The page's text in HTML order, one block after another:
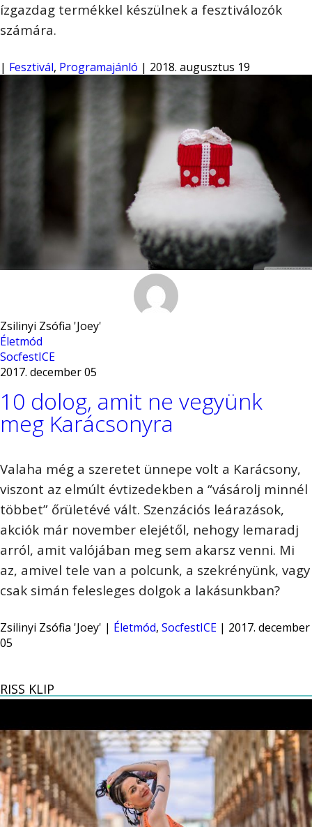
ízgazdag termékkel készülnek a fesztiválozók
számára.
| Fesztivál, Programajánló | 2018. augusztus 19
Zsilinyi Zsófia 'Joey'
Életmód
SocfestICE
2017. december 05
10 dolog, amit ne vegyünk
meg Karácsonyra
Valaha még a szeretet ünnepe volt a Karácsony,
viszont az elmúlt évtizedekben a “vásárolj minnél
többet” őrületévé vált. Szenzációs leárazások,
akciók már november elejétől, nehogy lemaradj
arról, amit valójában meg sem akarsz venni. Mi
az, amivel tele van a polcunk, a szekrényünk, vagy
csak simán felesleges dolgok a lakásunkban?
Zsilinyi Zsófia 'Joey' | Életmód, SocfestICE | 2017. december
05
KLIP